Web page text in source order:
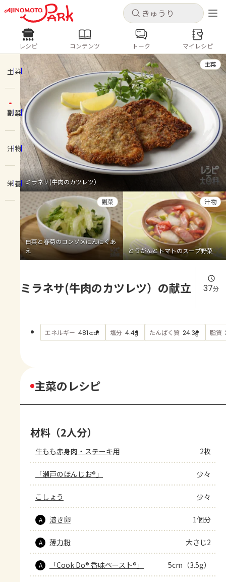
キャンセル
ログインするとレシピを保存できます
ログイン 新規登録
ホーム
コンテンツ
レシピ
トーク
よくあるお問い合わせ
お買い物
AJINOMOTO PARK とは
キャンセル
レシピ コンテンツ
人気の食材・レシピ
きゅうり なす トマト
とうもろこし
ピーマン
みょうが ゴーヤ
レシピ コンテンツ トーク マイレシピ
主菜
副菜
汁物
栄養 ミラネサ(牛肉のカツレツ）
主菜
白菜と春菊のコンソメにんにくあ
え
副菜
とうがんとトマトのスープ野菜
汁物
ミラネサ(牛肉のカツレツ）の献立 37分
エネルギー 481kcal 塩分 4.4g たんぱく質 24.3g 脂質
主菜のレシピ
材料（2人分）
牛もも赤身肉・ステーキ用 2枚
「瀬戸のほんじお®」 少々
こしょう 少々
A 溶き卵 1個分
A 薄力粉 大さじ2
A 「Cook Do® 香味ペースト®」 5cm（3.5g）